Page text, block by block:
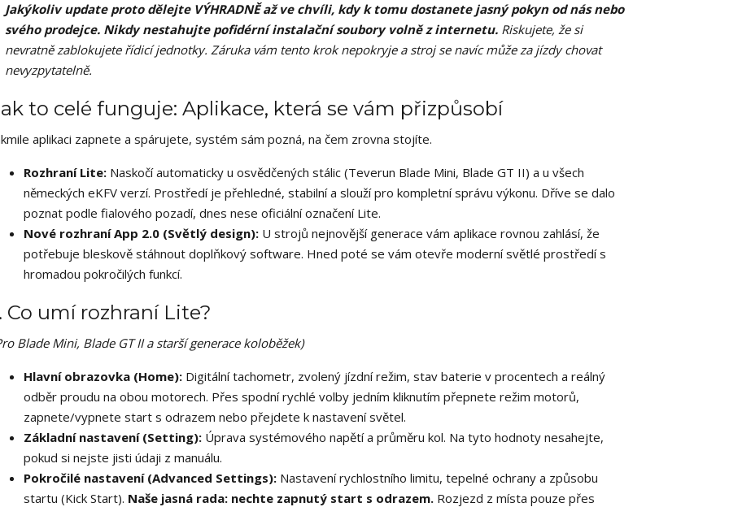
Jakýkoliv update proto dělejte VÝHRADNĚ až ve chvíli, kdy k tomu dostanete jasný pokyn od nás nebo
svého prodejce. Nikdy nestahujte pofidérní instalační soubory volně z internetu.Riskujete, že si
nevratně zablokujete řídicí jednotky. Záruka vám tento krok nepokryje a stroj se navíc může za jízdy chovat
nevyzpytatelně.
to celé funguje: Aplikace, která se vám přizpůsobí
aplikaci zapnete a spárujete, systém sám pozná, na čem zrovna stojíte.
Rozhraní Lite:Naskočí automaticky u osvědčených stálic (Teverun Blade Mini, Blade GT II) a u všech
německých eKFV verzí. Prostředí je přehledné, stabilní a slouží pro kompletní správu výkonu. Dříve se dalo
poznat podle fialového pozadí, dnes nese oficiální označení Lite.
Nové rozhraní App 2.0 (Světlý design):U strojů nejnovější generace vám aplikace rovnou zahlásí, že
potřebuje bleskově stáhnout doplňkový software. Hned poté se vám otevře moderní světlé prostředí s
hromadou pokročilých funkcí.
Co umí rozhraní Lite?
Blade Mini, Blade GT II a starší generace koloběžek)
Hlavní obrazovka (Home):Digitální tachometr, zvolený jízdní režim, stav baterie v procentech a reálný
odběr proudu na obou motorech. Přes spodní rychlé volby jedním kliknutím přepnete režim motorů,
zapnete/vypnete start s odrazem nebo přejdete k nastavení světel.
Základní nastavení (Setting):Úprava systémového napětí a průměru kol. Na tyto hodnoty nesahejte,
pokud si nejste jisti údaji z manuálu.
Pokročilé nastavení (Advanced Settings):Nastavení rychlostního limitu, tepelné ochrany a způsobu
startu (Kick Start). Naše jasná rada: nechte zapnutý start s odrazem.Rozjezd z místa pouze přes